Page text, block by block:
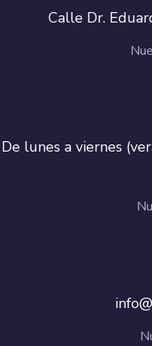
Calle Dr.
De lunes a viernes